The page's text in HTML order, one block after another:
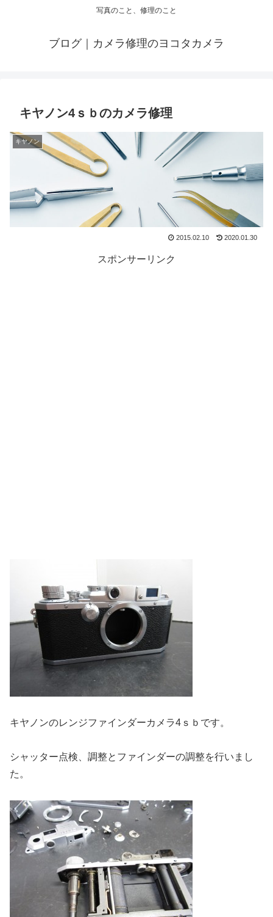
写真のこと、修理のこと
ブログ｜カメラ修理のヨコタカメラ
キヤノン4ｓｂのカメラ修理
キヤノン
2015.02.10 2020.01.30
スポンサーリンク
キヤノンのレンジファインダーカメラ4ｓｂです。
シャッター点検、調整とファインダーの調整を行いまし
た。